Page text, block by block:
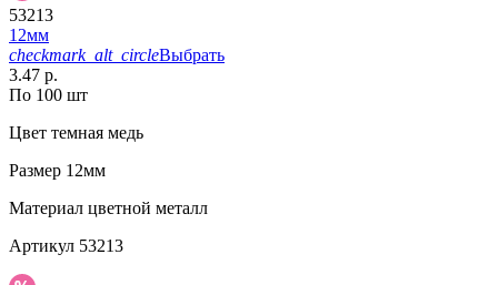
53213
12мм
checkmark_alt_circleВыбрать
3.47 р.
По 100 шт
Цвет темная медь
Размер 12мм
Материал цветной металл
Артикул 53213